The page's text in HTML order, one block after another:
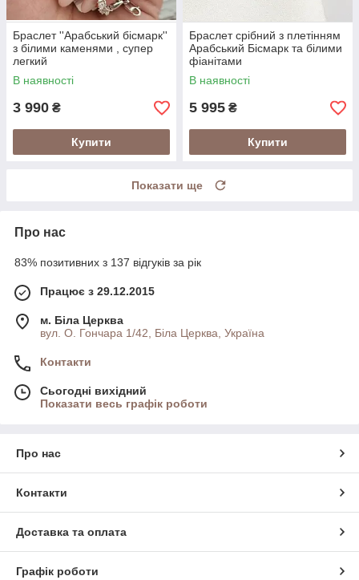
Браслет ''Арабський бісмарк''
з білими каменями , супер
легкий
В наявності
3 990 ₴
Купити
Браслет срібний з плетінням
Арабський Бісмарк та білими
фіанітами
В наявності
5 995 ₴
Купити
Показати ще
Про нас
83% позитивних з 137 відгуків за рік
Працює з 29.12.2015
м. Біла Церква
вул. О. Гончара 1/42, Біла Церква, Україна
Контакти
Сьогодні вихідний
Показати весь графік роботи
Про нас
Контакти
Доставка та оплата
Графік роботи